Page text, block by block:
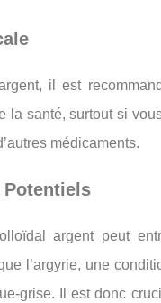
il est
la santé, surtout si
médicaments.
Potentiels
argent peut
l’argyrie, une
grise. Il est donc